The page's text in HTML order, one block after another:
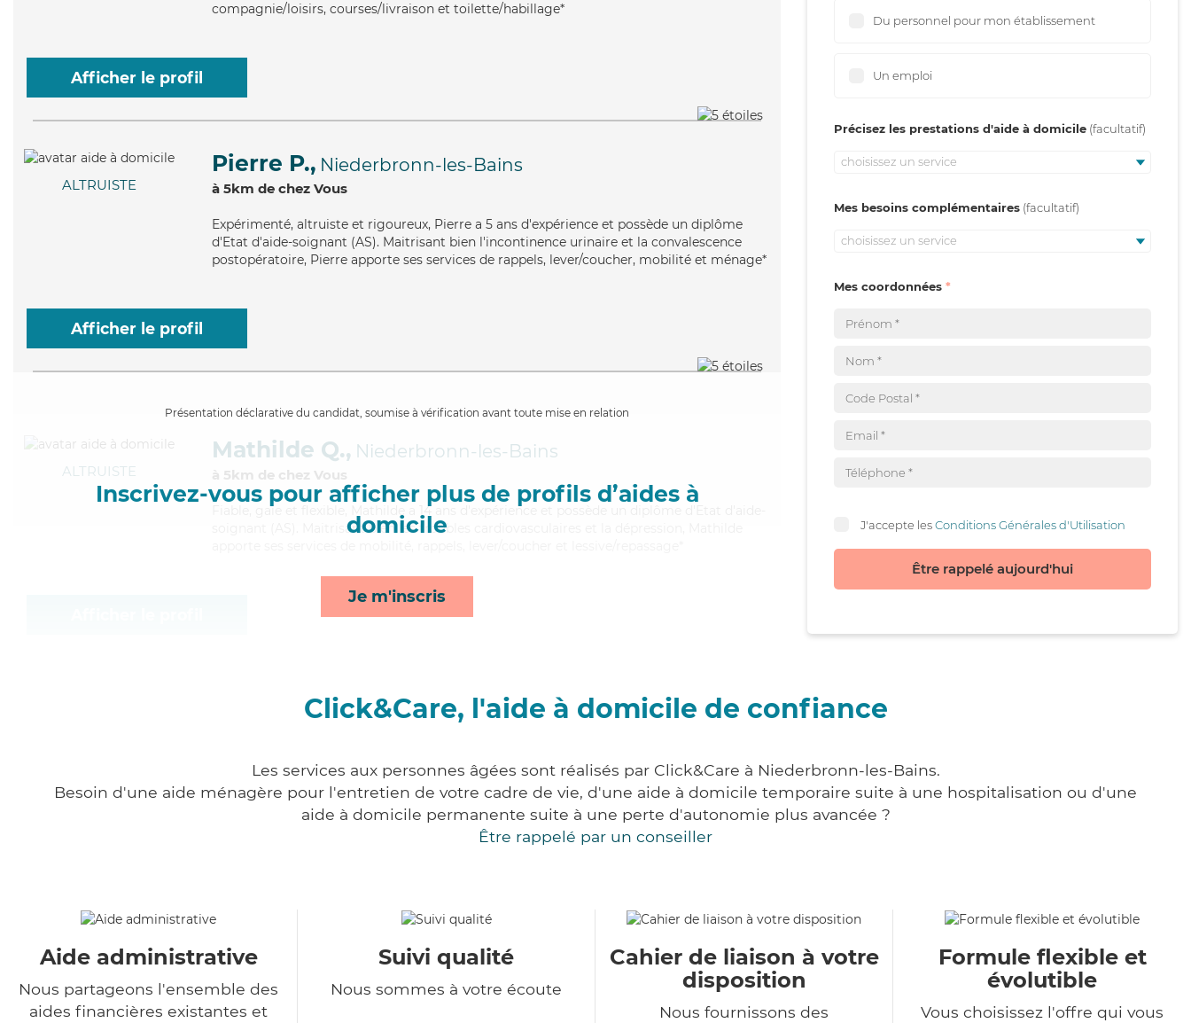
compagnie/loisirs, courses/livraison et toilette/habillage*
Afficher le profil
ALTRUISTE
Pierre P., Niederbronn-les-Bains
à 5km de chez Vous
Expérimenté, altruiste et rigoureux, Pierre a 5 ans d'expérience et possède un diplôme
d'Etat d'aide-soignant (AS). Maitrisant bien l'incontinence urinaire et la convalescence
postopératoire, Pierre apporte ses services de rappels, lever/coucher, mobilité et ménage*
Afficher le profil
Présentation déclarative du candidat, soumise à vérification avant toute mise en relation
Inscrivez-vous pour afficher plus de profils d’aides à
domicile
Je m'inscris
ALTRUISTE
Mathilde Q., Niederbronn-les-Bains
à 5km de chez Vous
, gaie et flexible, Mathilde a 14 ans d'expérience et possède un diplôme d'Etat d'aide-
soignant (AS). Maitrisant bien les troubles cardiovasculaires et la dépression, Mathilde
Du personnel pour mon établissement
Un emploi
Précisez les prestations d'aide à domicile
choisissez un service
Mes besoins complémentaires
choisissez un service
Mes coordonnées
J'accepte lesConditions Générales d'Utilisation
Être rappelé aujourd'hui
Click&Care, l'aide à domicile de confiance
Les services aux personnes âgées sont réalisés par Click&Care à Niederbronn-les-Bains.
Besoin d'une aide ménagère pour l'entretien de votre cadre de vie, d'une aide à domicile temporaire suite à une hospitalisation ou d'une
aide à domicile permanente suite à une perte d'autonomie plus avancée ?
Être rappelé par un conseiller
Aide administrative
Nous partageons l'ensemble des
aides financières existantes et
Suivi qualité
Nous sommes à votre écoute
Cahier de liaison à votre
disposition
Nous fournissons des
Formule flexible et
évolutible
Vous choisissez l'offre qui vous